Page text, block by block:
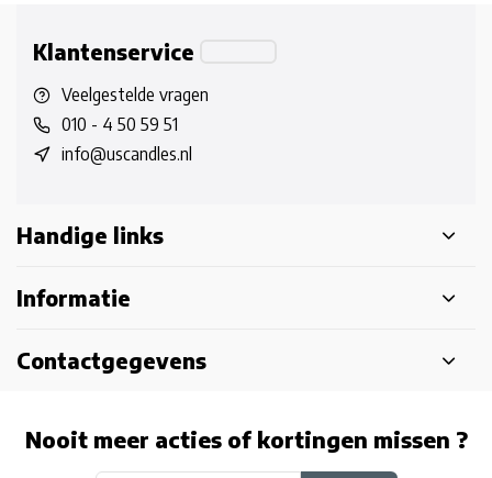
Klantenservice
Veelgestelde vragen
010 - 4 50 59 51
info@uscandles.nl
Handige links
Informatie
Contactgegevens
Nooit meer acties of kortingen missen ?